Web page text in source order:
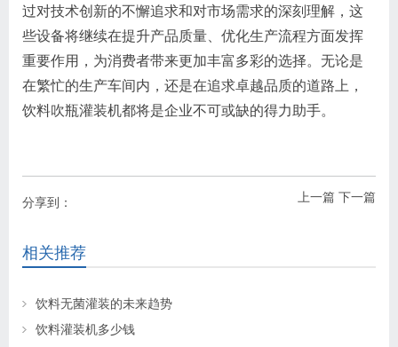
过对技术创新的不懈追求和对市场需求的深刻理解，这
些设备将继续在提升产品质量、优化生产流程方面发挥
重要作用，为消费者带来更加丰富多彩的选择。无论是
在繁忙的生产车间内，还是在追求卓越品质的道路上，
饮料吹瓶灌装机都将是企业不可或缺的得力助手。
上一篇 下一篇
分享到：
相关推荐
饮料无菌灌装的未来趋势
饮料灌装机多少钱